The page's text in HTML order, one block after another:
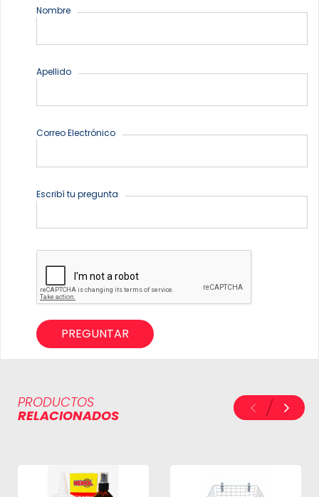
Nombre
Apellido
Correo Electrónico
Escribí tu pregunta
PREGUNTAR
PRODUCTOS
RELACIONADOS